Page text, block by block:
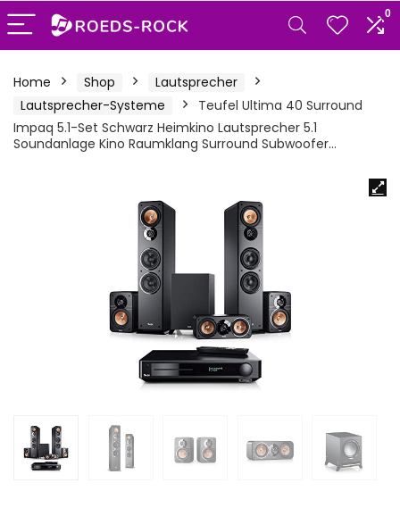
0
Home Shop
Lautsprecher
Lautsprecher-Systeme
Teufel Ultima 40 Surround
Impaq 5.1-Set Schwarz Heimkino Lautsprecher 5.1
Soundanlage Kino Raumklang Surround Subwoofer…